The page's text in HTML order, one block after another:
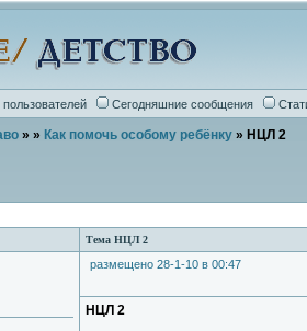
Сегодняшние сообщения
» » Как помочь особому ребёнку » НЦЛ 2
Тема НЦЛ 2
размещено 28-1-10 в 00:47
НЦЛ 2